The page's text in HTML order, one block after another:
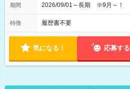
期間 2026/09/01～長期 ※9月～！
特徴 履歴書不要
気になる！ 応募する